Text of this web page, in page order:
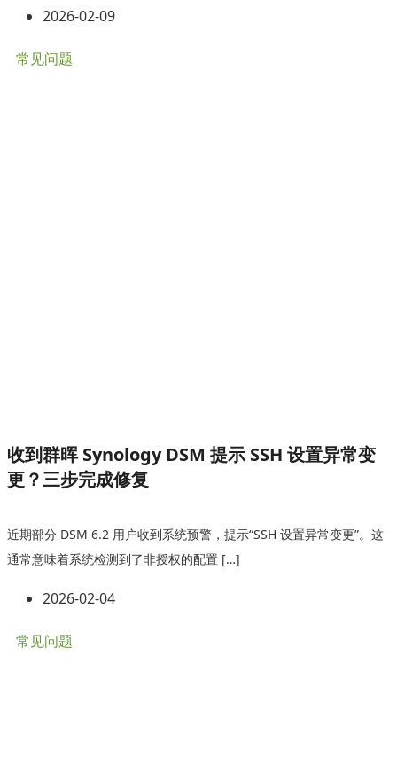
2026-02-09
常见问题
收到群晖 Synology DSM 提示 SSH 设置异常变
更？三步完成修复
近期部分 DSM 6.2 用户收到系统预警，提示“SSH 设置异常变更”。这
通常意味着系统检测到了非授权的配置 […]
2026-02-04
常见问题